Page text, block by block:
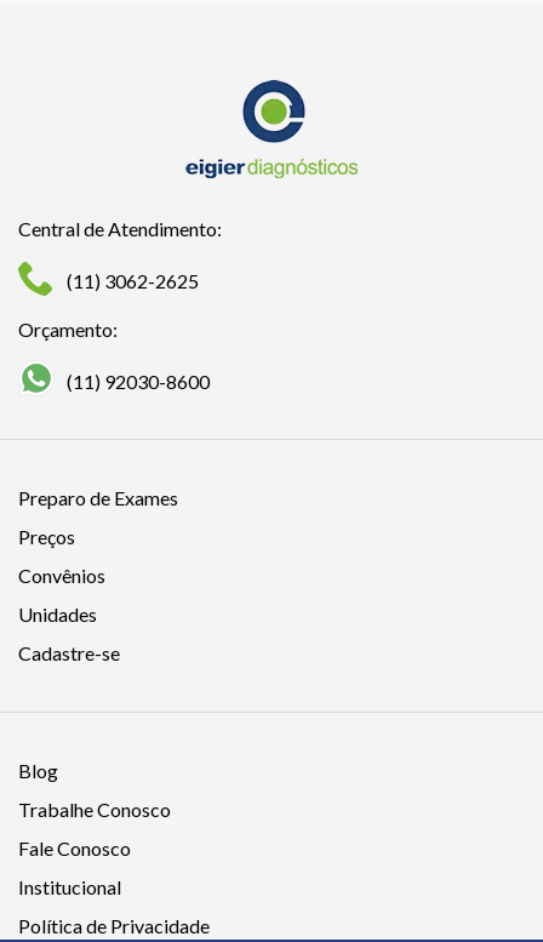
Central de Atendimento:
(11) 3062-2625
Orçamento:
(11) 92030-8600
Preparo de Exames
Preços
Convênios
Unidades
Cadastre-se
Blog
Trabalhe Conosco
Fale Conosco
Institucional
Política de Privacidade